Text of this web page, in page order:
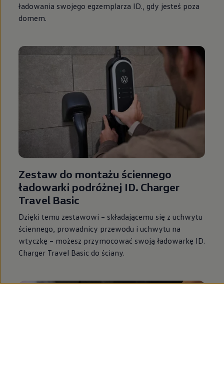
ładowania swojego egzemplarza ID., gdy jesteś poza
domem.
Zestaw do montażu ściennego
ładowarki podróżnej ID. Charger
Travel Basic
Dzięki temu zestawowi – składającemu się z uchwytu
ściennego, prowadnicy przewodu i uchwytu na
wtyczkę – możesz przymocować swoją ładowarkę ID.
Charger Travel Basic do ściany.